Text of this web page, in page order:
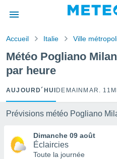
de
a
par
Accueil Italie Ville
Météo Pogliano
par heure
AUJOURD´HUI DEMAIN MAR. 11
Prévisions météo Pogliano
Dimanche 09 août
Éclaircies
Toute la journée